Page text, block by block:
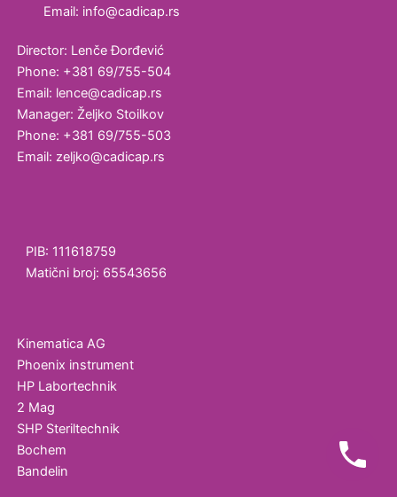
Laboratorijska
kozmetičku
industriju
Ultrazvučne
kade i
vodena
Laboratorijska
oprema
mešači
Vortex
Ultrazvučno
Email: info@cadicap.rs
Director: Lenče Đorđević
Phone: +381 69/755-504
Email: lence@cadicap.rs
Manager: Željko Stoilkov
Phone: +381 69/755-503
Email: zeljko@cadicap.rs
PIB: 111618759
Matični broj: 65543656
Kinematica AG
Phoenix instrument
HP Labortechnik
2 Mag
SHP Steriltechnik
Bochem
Bandelin